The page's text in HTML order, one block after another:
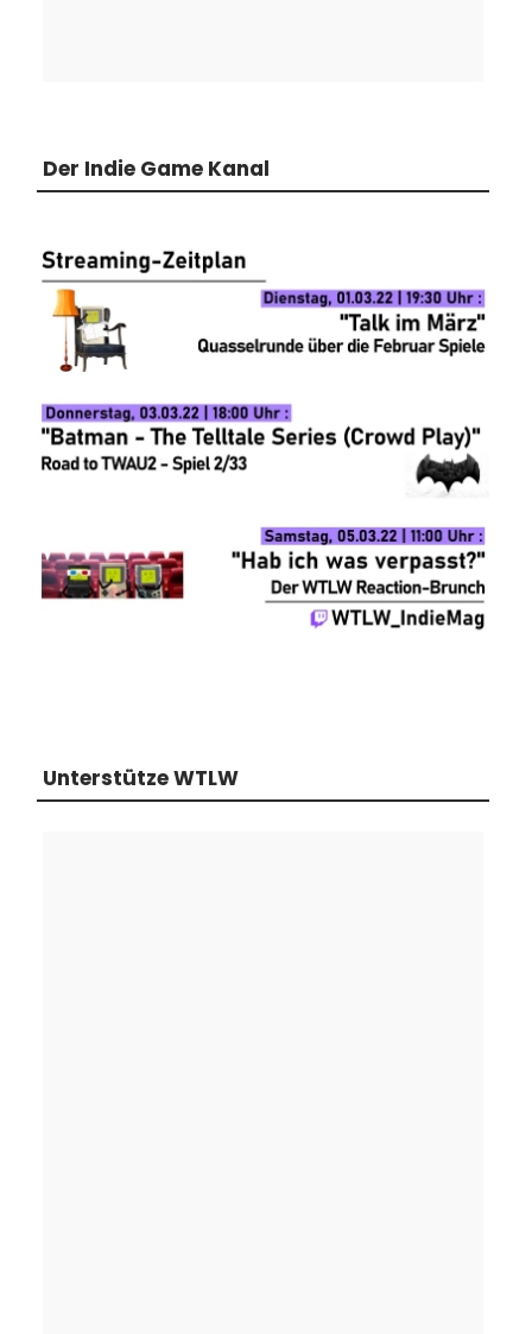
Der Indie Game Kanal
Unterstütze WTLW